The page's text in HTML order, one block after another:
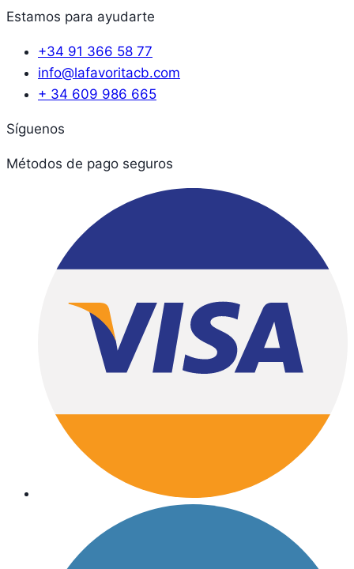
Estamos para ayudarte
+34 91 366 58 77
info@lafavoritacb.com
+ 34 609 986 665
Síguenos
Métodos de pago seguros